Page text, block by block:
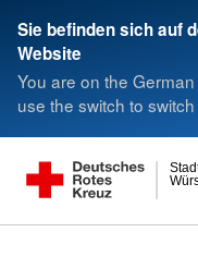
Sie befinden sich auf
Website
You are on the
use the switch to